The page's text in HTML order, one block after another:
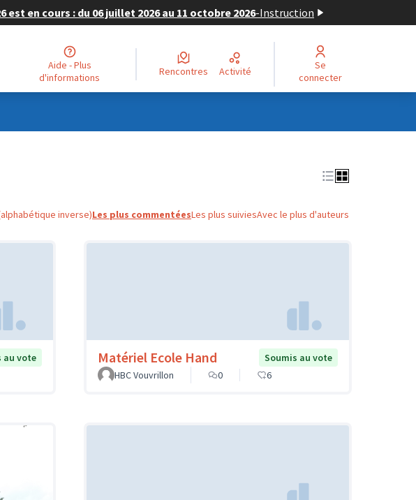
en cours : du 06 juillet 2026 au 11 octobre 2026-Instruction
Aide - Plus
d'informations
Rencontres Activité
Se
connecter
inverse)Les plus commentéesLes plus suiviesAvec le plus d'auteurs
au vote
Matériel Ecole Hand
Soumis au vote
HBC Vouvrillon
0 6